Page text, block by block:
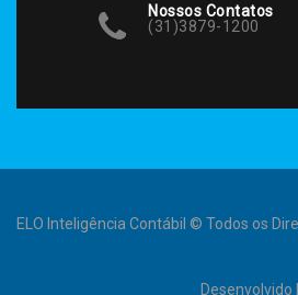
Nossos Contatos
(31)3879-1200
ELO Inteligência Contábil © Todos os
Desenvolvido